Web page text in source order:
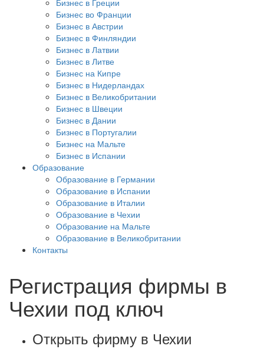
Бизнес в Греции
Бизнес во Франции
Бизнес в Австрии
Бизнес в Финляндии
Бизнес в Латвии
Бизнес в Литве
Бизнес на Кипре
Бизнес в Нидерландах
Бизнес в Великобритании
Бизнес в Швеции
Бизнес в Дании
Бизнес в Португалии
Бизнес на Мальте
Бизнес в Испании
Образование
Образование в Германии
Образование в Испании
Образование в Италии
Образование в Чехии
Образование на Мальте
Образование в Великобритании
Контакты
Регистрация фирмы в
Чехии под ключ
Открыть фирму в Чехии